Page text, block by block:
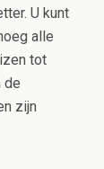
U kunt
alle
tot
de
zijn